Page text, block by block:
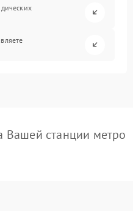
Вашей станции метро